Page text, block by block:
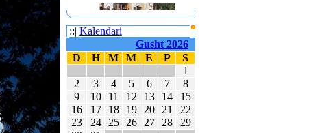
80 TË RINJ AMERIKANË
E MBAJTËN PARA
KUVENDIT KONCERTIN
ME KËNGË PATRIOTIKE
SHQIPTARE
KËNGËTARJA
BRITANIKE E SHTYN
::| Kalendari
Gusht 2026
D
H M M E P
S
1
2
3 4 5 6 7
8
9
10 11 12 13 14
15
16
17 18 19 20 21
22
23
24 25 26 27 28
29